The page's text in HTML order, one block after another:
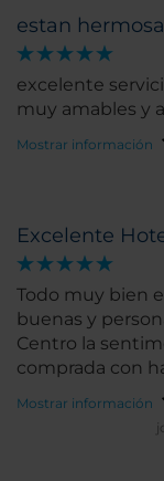
estan
excelente
muy amables y
Mostrar información
Excelente
Todo muy bien en el Hotel.
buenas y personal
Centro la
comprada con
Mostrar información